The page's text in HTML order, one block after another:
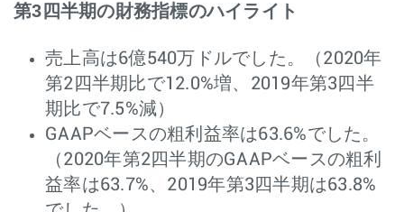
第3四半期の財務指標のハイライト
売上高は6億540万ドルでした。（2020年
第2四半期比で12.0%増、2019年第3四半
期比で7.5%減）
GAAPベースの粗利益率は63.6%でした。
（2020年第2四半期のGAAPベースの粗利
益率は63.7%、2019年第3四半期は63.8%